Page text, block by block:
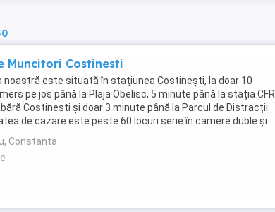
Muncitori Costinesti
noastră este situată în stațiunea Costinești, la doar 10
pe jos până la Plaja Obelisc, 5 minute până la stația CFR
Costinesti și doar 3 minute până la Parcul de Distracții.
de cazare este peste 60 locuri serie în camere duble și
Locația noastră ...
Constanta